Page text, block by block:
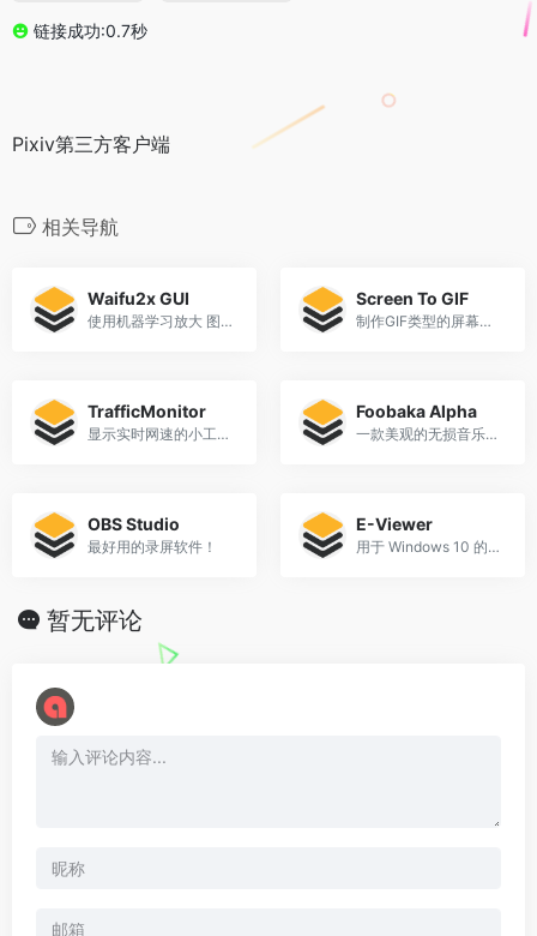
链接成功:0.7秒
Pixiv第三方客户端
相关导航
Waifu2x GUI
使用机器学习放大 图片/视频/GIF 以及 视频插帧(补帧)
Screen To GIF
制作GIF类型的屏幕截图
TrafficMonitor
显示实时网速的小工具，兼流量统计
Foobaka Alpha
一款美观的无损音乐播放器
OBS Studio
最好用的录屏软件！
E-Viewer
用于 Windows 10 的 E-站 UWP 应用。
暂无评论